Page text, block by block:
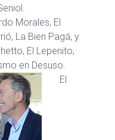
Morales, El
La Bien Pagá, y
El Lepenito,
en Desuso.
El